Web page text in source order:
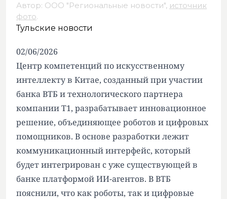
Автор: ООО "Региональные новости", источник
фото.
Тульские новости
02/06/2026
Центр компетенций по искусственному
интеллекту в Китае, созданный при участии
банка ВТБ и технологического партнера
компании Т1, разрабатывает инновационное
решение, объединяющее роботов и цифровых
помощников. В основе разработки лежит
коммуникационный интерфейс, который
будет интегрирован с уже существующей в
банке платформой ИИ-агентов. В ВТБ
пояснили, что как роботы, так и цифровые